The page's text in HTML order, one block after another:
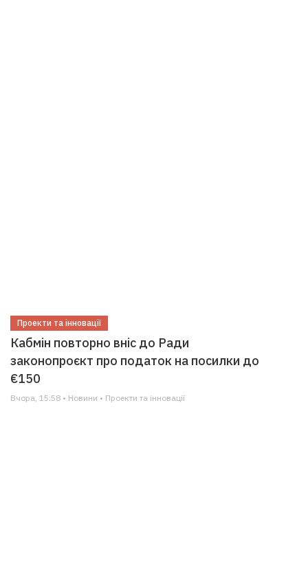
Проекти та інновації
Кабмін повторно вніс до Ради
законопроєкт про податок на посилки до
€150
Вчора, 15:58 • Новини • Проекти та інновації